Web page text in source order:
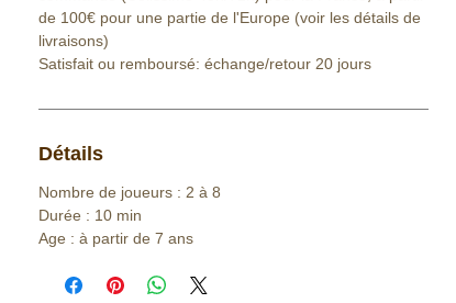
de 100€ pour une partie de l'Europe (voir les détails de
livraisons)
Satisfait ou remboursé: échange/retour 20 jours
Détails
Nombre de joueurs : 2 à 8
Durée : 10 min
Age : à partir de 7 ans